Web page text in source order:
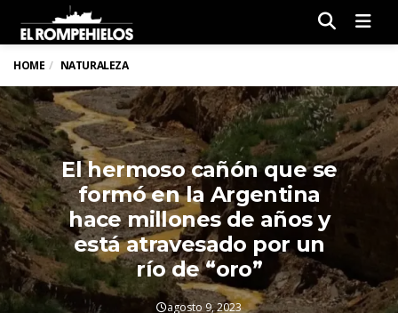
HOME NATURALEZA
El hermoso cañón que se
formó en la Argentina
hace millones de años y
está atravesado por un
río de “oro”
agosto 9, 2023